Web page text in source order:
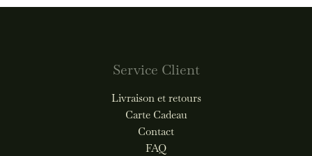
Service Client
Livraison et retours
Carte Cadeau
Contact
FAQ